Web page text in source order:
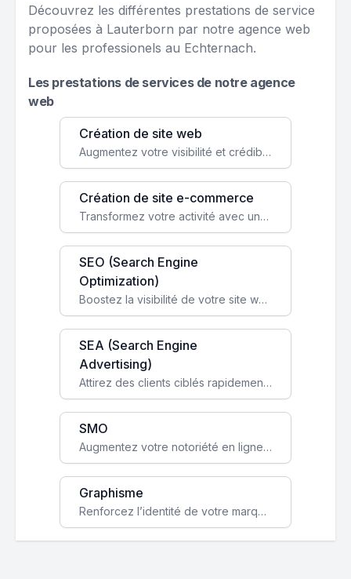
Découvrez les différentes prestations de service
proposées à Lauterborn par notre agence web
pour les professionels au Echternach.
Les prestations de services de notre agence
web
Création de site web
Augmentez votre visibilité et crédibilité en ligne avec un site web performant, conçu pour attirer plus de clients.
Création de site e-commerce
Transformez votre activité avec une boutique en ligne, accessible à l'échelle mondiale 24/7.
SEO (Search Engine
Optimization)
Boostez la visibilité de votre site web sur Google et attirez du trafic qualifié grâce à nos stratégies SEO.
SEA (Search Engine
Advertising)
Attirez des clients ciblés rapidement avec des campagnes publicitaires payantes optimisées pour vos objectifs.
SMO
Augmentez votre notoriété en ligne et stimulez la croissance de votre entreprise grâce à une stratégie sociale sur mesure.
Graphisme
Renforcez l’identité de votre marque avec un design unique qui capte l’attention et engage vos clients.